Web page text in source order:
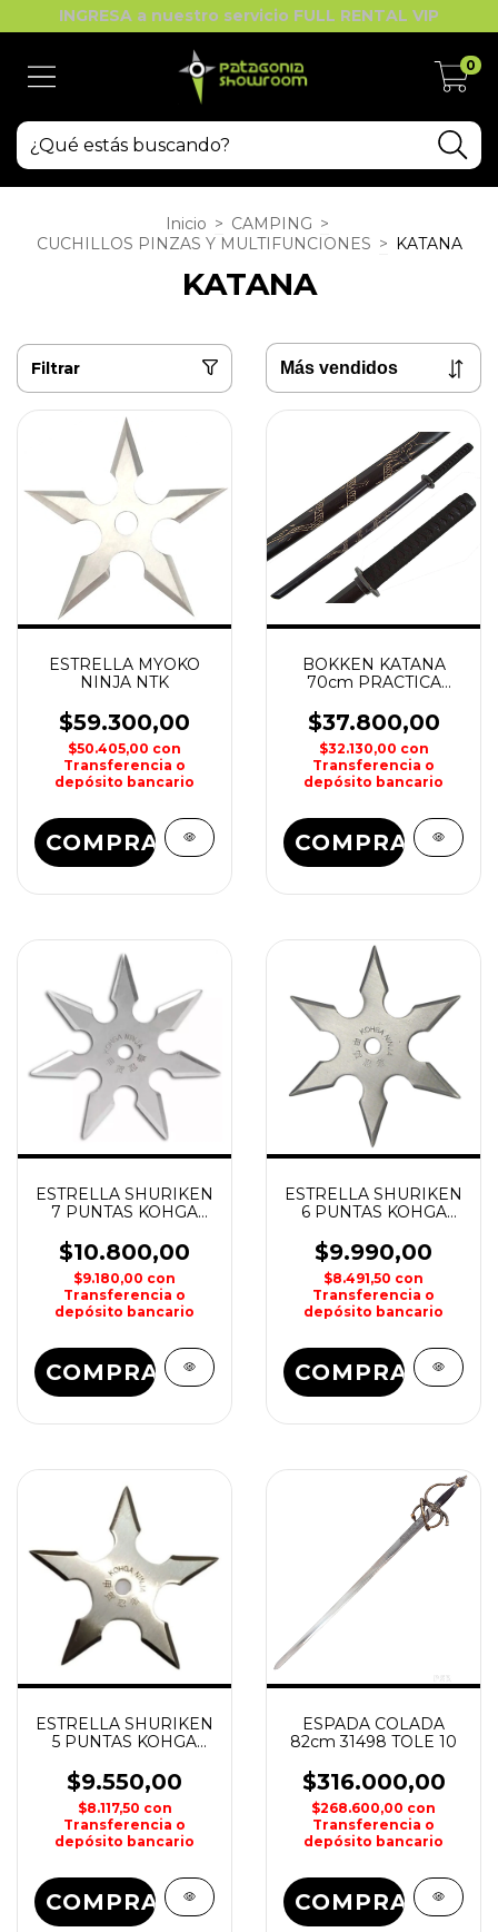
INGRESA a nuestro servicio FULL RENTAL VIP
0
Inicio > CAMPING >
CUCHILLOS PINZAS Y MULTIFUNCIONES > KATANA
KATANA
Filtrar
ESTRELLA MYOKO
NINJA NTK
$59.300,00
$50.405,00 con
Transferencia o
depósito bancario
BOKKEN KATANA
70cm PRACTICA
$37.800,00
$32.130,00 con
Transferencia o
depósito bancario
ESTRELLA SHURIKEN
7 PUNTAS KOHGA
$10.800,00
$9.180,00 con
Transferencia o
depósito bancario
ESTRELLA SHURIKEN
6 PUNTAS KOHGA
$9.990,00
$8.491,50 con
Transferencia o
depósito bancario
ESTRELLA SHURIKEN
5 PUNTAS KOHGA
$9.550,00
$8.117,50 con
Transferencia o
depósito bancario
ESPADA COLADA
82cm 31498 TOLE 10
$316.000,00
$268.600,00 con
Transferencia o
depósito bancario